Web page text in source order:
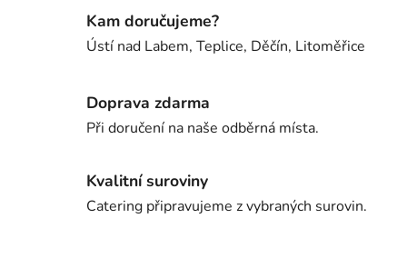
Kam doručujeme?
Ústí nad Labem, Teplice, Děčín, Litoměřice
Doprava zdarma
Při doručení na naše odběrná místa.
Kvalitní suroviny
Catering připravujeme z vybraných surovin.